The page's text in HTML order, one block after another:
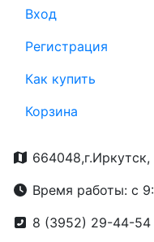
Вход
Регистрация
Как купить
Корзина
Время работы: с
8 (3952) 29-44-54